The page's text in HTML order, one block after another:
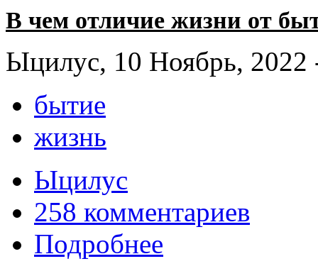
В чем отличие жизни от
Ыцилус, 10 Ноябрь, 2022
бытие
жизнь
Ыцилус
258 комментариев
Подробнее